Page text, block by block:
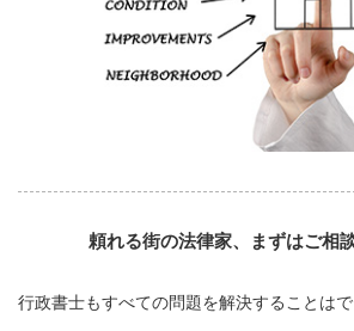
頼れる街の法律家、まずはご相
行政書士もすべての問題を解決することはで